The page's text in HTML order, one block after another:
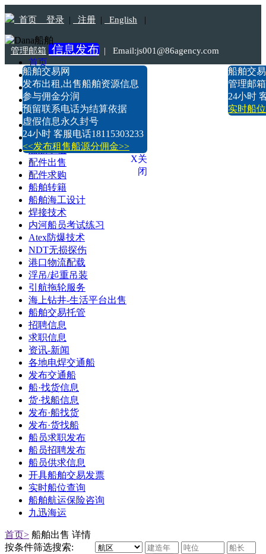
首页 登录 | 注册 | English |
管理邮箱 信息发布 | Email:js001@86agency.com
Tel:18115303233
首页
船舶转港·过户
船舶坞检·坞修·油漆
船价估算
船舶出售
船舶求购
船舶出租
船舶求租
配件出售
配件求购
船舶转籍
船舶海工设计
焊接技术
内河船员考试练习
Atex防爆技术
NDT无损探伤
港口物流配载
浮吊/起重吊装
引航拖轮服务
海上钻井-生活平台出售
船舶交易托管
招聘信息
求职信息
资讯-新闻
各地电焊交通船
发布交通船
船·找货信息
货·找船信息
发布·船找货
发布·货找船
船员求职发布
船员招聘发布
船员供求信息
开具船舶交易发票
实时船位查询
船舶航运保险咨询
九迅海运
首页> 船舶出售 详情
按条件筛选搜索:
船舶交易网
发布出租,出售船舶资源信息
参与佣金分润
预留联系电话为结算依据
虚假信息永久封号
24小时 客服电话18115303233
<<发布租售船源分佣金>>
X关
闭
船舶交
管理邮箱
24小时
实时船